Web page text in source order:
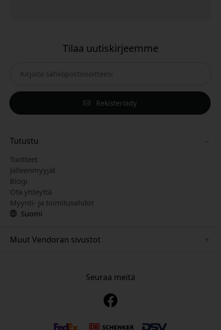
Tilaa uutiskirjeemme
Rekisteröidy
Tutustu
Tuotteet
Jälleenmyyjät
Blogi
Ota yhteyttä
Myynti- ja toimitusehdot
Suomi
Muut Vendoran sivustot
www.myfirst.se
Seuraa meitä